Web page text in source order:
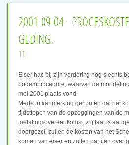
2001-09-04 -
GEDING.
11
Eiser had bij zijn vordering nog slechts
bodemprocedure, waarvan de
mei 2001 plaats vond.
Mede in aanmerking genomen dat het
tijdstippen van de opzeggingen van de
toelatingsovereenkomst, vrij laat is
doorgezet, zullen de kosten van het
komen van eiser en zullen partijen